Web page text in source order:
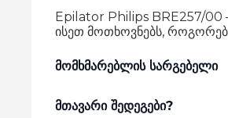
Epilator Philips BRE257/00
ისეთ მოთხოვნებს,
მომხმარებლის სარგებელი
მთავარი შედეგები?